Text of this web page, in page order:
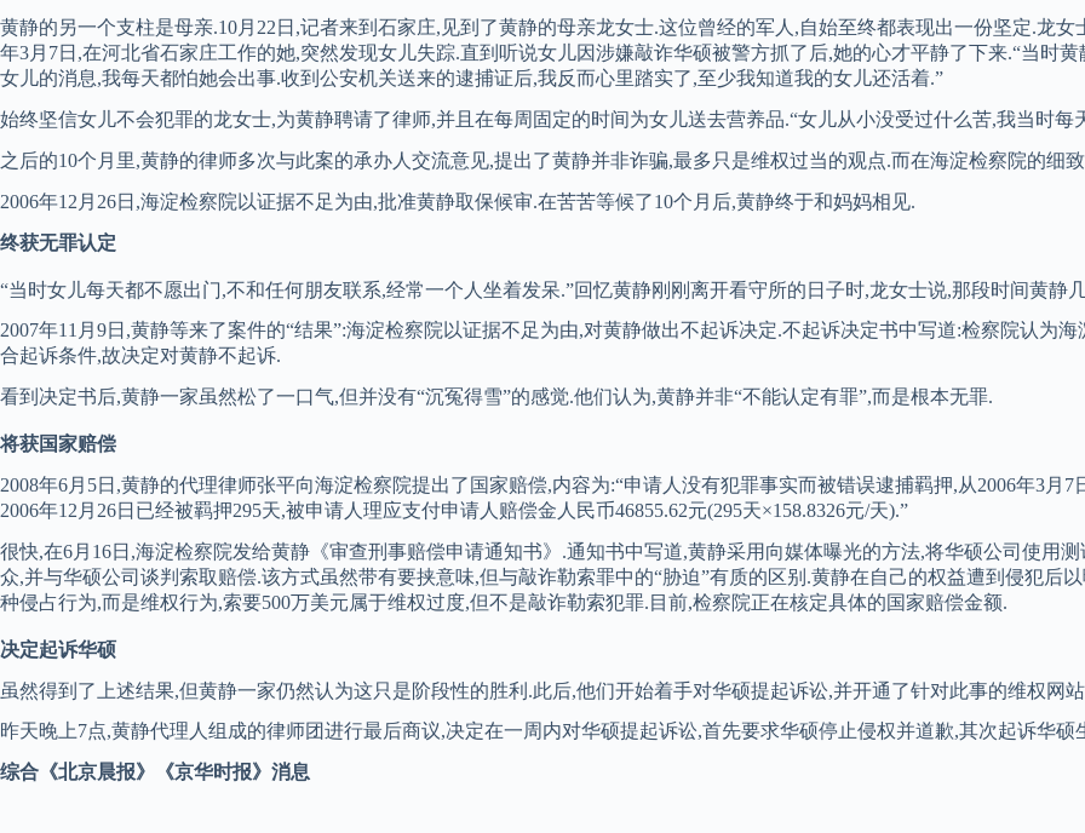
黄静的另一个支柱是母亲.10月22日,记者来到石家庄,见到了黄静的母亲龙女士.这位曾经的军人,自始至终都表现出一份坚定.龙女
年3月7日,在河北省石家庄工作的她,突然发现女儿失踪.直到听说女儿因涉嫌敲诈华硕被警方抓了后,她的心才平静了下来.“当时
女儿的消息,我每天都怕她会出事.收到公安机关送来的逮捕证后,我反而心里踏实了,至少我知道我的女儿还活着.”
始终坚信女儿不会犯罪的龙女士,为黄静聘请了律师,并且在每周固定的时间为女儿送去营养品.“女儿从小没受过什么苦,我当时
之后的10个月里,黄静的律师多次与此案的承办人交流意见,提出了黄静并非诈骗,最多只是维权过当的观点.而在海淀检察院的细
2006年12月26日,海淀检察院以证据不足为由,批准黄静取保候审.在苦苦等候了10个月后,黄静终于和妈妈相见.
终获无罪认定
“当时女儿每天都不愿出门,不和任何朋友联系,经常一个人坐着发呆.”回忆黄静刚刚离开看守所的日子时,龙女士说,那段时间黄
2007年11月9日,黄静等来了案件的“结果”:海淀检察院以证据不足为由,对黄静做出不起诉决定.不起诉决定书中写道:检察院认为
合起诉条件,故决定对黄静不起诉.
看到决定书后,黄静一家虽然松了一口气,但并没有“沉冤得雪”的感觉.他们认为,黄静并非“不能认定有罪”,而是根本无罪.
将获国家赔偿
2008年6月5日,黄静的代理律师张平向海淀检察院提出了国家赔偿,内容为:“申请人没有犯罪事实而被错误逮捕羁押,从2006年3月7
2006年12月26日已经被羁押295天,被申请人理应支付申请人赔偿金人民币46855.62元(295天×158.8326元/天).”
很快,在6月16日,海淀检察院发给黄静《审查刑事赔偿申请通知书》.通知书中写道,黄静采用向媒体曝光的方法,将华硕公司使用
众,并与华硕公司谈判索取赔偿.该方式虽然带有要挟意味,但与敲诈勒索罪中的“胁迫”有质的区别.黄静在自己的权益遭到侵犯后
种侵占行为,而是维权行为,索要500万美元属于维权过度,但不是敲诈勒索犯罪.目前,检察院正在核定具体的国家赔偿金额.
决定起诉华硕
虽然得到了上述结果,但黄静一家仍然认为这只是阶段性的胜利.此后,他们开始着手对华硕提起诉讼,并开通了针对此事的维权网站
昨天晚上7点,黄静代理人组成的律师团进行最后商议,决定在一周内对华硕提起诉讼,首先要求华硕停止侵权并道歉,其次起诉华
综合《北京晨报》《京华时报》消息